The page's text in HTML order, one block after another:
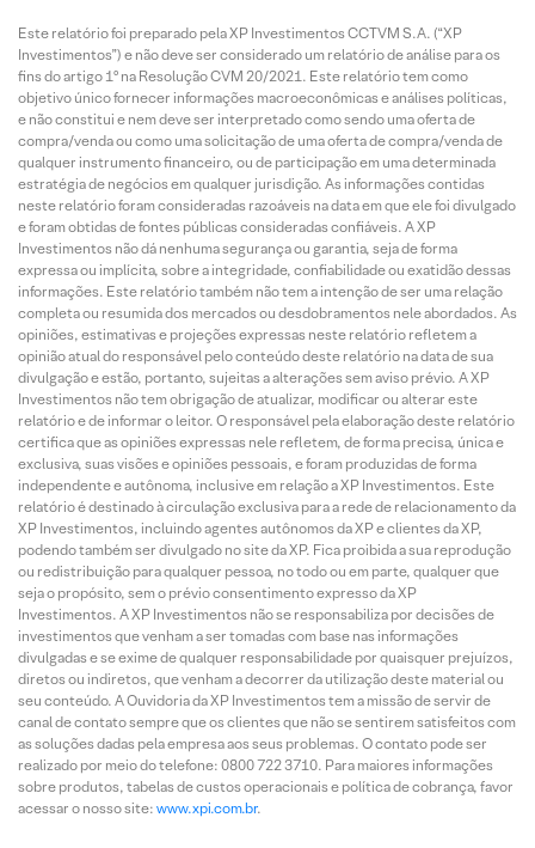
Este relatório foi preparado pela XP Investimentos CCTVM S.A. (“XP
Investimentos”) e não deve ser considerado um relatório de análise para os
fins do artigo 1º na Resolução CVM 20/2021. Este relatório tem como
objetivo único fornecer informações macroeconômicas e análises políticas,
e não constitui e nem deve ser interpretado como sendo uma oferta de
compra/venda ou como uma solicitação de uma oferta de compra/venda de
qualquer instrumento financeiro, ou de participação em uma determinada
estratégia de negócios em qualquer jurisdição. As informações contidas
neste relatório foram consideradas razoáveis na data em que ele foi divulgado
e foram obtidas de fontes públicas consideradas confiáveis. A XP
Investimentos não dá nenhuma segurança ou garantia, seja de forma
expressa ou implícita, sobre a integridade, confiabilidade ou exatidão dessas
informações. Este relatório também não tem a intenção de ser uma relação
completa ou resumida dos mercados ou desdobramentos nele abordados. As
opiniões, estimativas e projeções expressas neste relatório refletem a
opinião atual do responsável pelo conteúdo deste relatório na data de sua
divulgação e estão, portanto, sujeitas a alterações sem aviso prévio. A XP
Investimentos não tem obrigação de atualizar, modificar ou alterar este
relatório e de informar o leitor. O responsável pela elaboração deste relatório
certifica que as opiniões expressas nele refletem, de forma precisa, única e
exclusiva, suas visões e opiniões pessoais, e foram produzidas de forma
independente e autônoma, inclusive em relação a XP Investimentos. Este
relatório é destinado à circulação exclusiva para a rede de relacionamento da
XP Investimentos, incluindo agentes autônomos da XP e clientes da XP,
podendo também ser divulgado no site da XP. Fica proibida a sua reprodução
ou redistribuição para qualquer pessoa, no todo ou em parte, qualquer que
seja o propósito, sem o prévio consentimento expresso da XP
Investimentos. A XP Investimentos não se responsabiliza por decisões de
investimentos que venham a ser tomadas com base nas informações
divulgadas e se exime de qualquer responsabilidade por quaisquer prejuízos,
diretos ou indiretos, que venham a decorrer da utilização deste material ou
seu conteúdo. A Ouvidoria da XP Investimentos tem a missão de servir de
canal de contato sempre que os clientes que não se sentirem satisfeitos com
as soluções dadas pela empresa aos seus problemas. O contato pode ser
realizado por meio do telefone: 0800 722 3710. Para maiores informações
sobre produtos, tabelas de custos operacionais e política de cobrança, favor
acessar o nosso site: www.xpi.com.br.